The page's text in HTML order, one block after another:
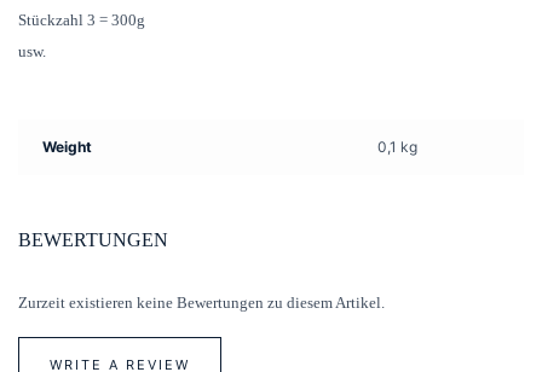
Stückzahl 3 = 300g
usw.
Weight 0,1 kg
BEWERTUNGEN
Zurzeit existieren keine Bewertungen zu diesem Artikel.
WRITE A REVIEW